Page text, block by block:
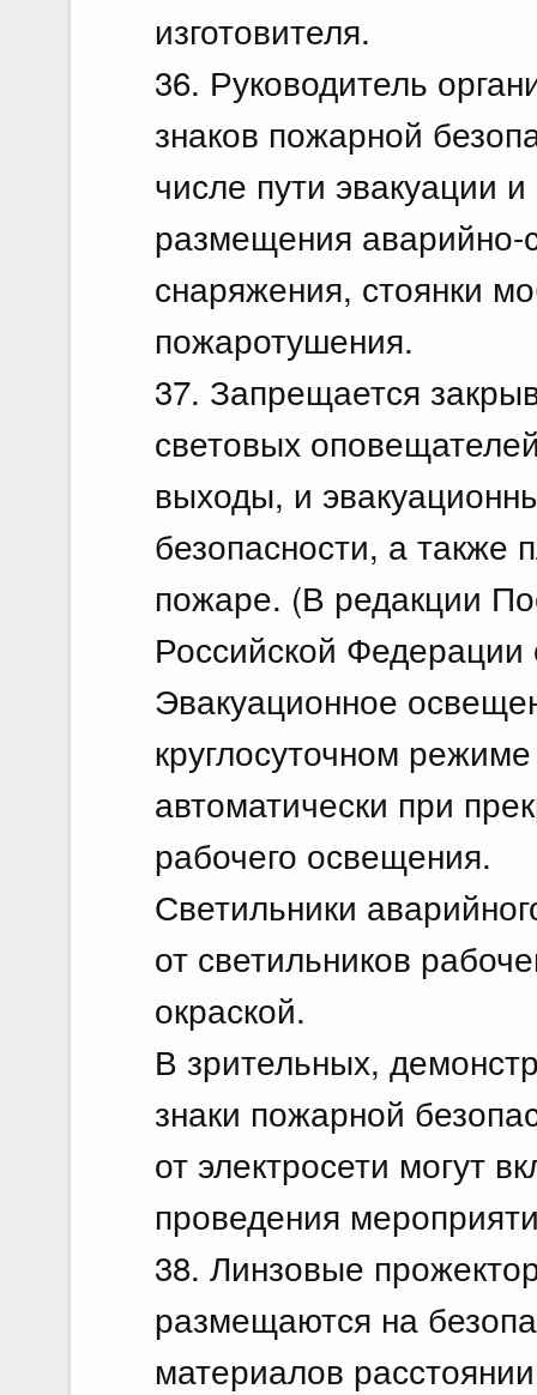
изготовителя.
36. Руководитель
знаков пожарной
числе пути эвакуации
размещения аварийно-
снаряжения, стоянки
пожаротушения.
37. Запрещается
световых
выходы, и
безопасности, а также
пожаре. (В редакции
Российской
Эвакуационное
круглосуточном
автоматически при
рабочего освещения.
Светильники
от светильников
окраской.
В зрительных,
знаки пожарной
от электросети могут
проведения
38. Линзовые
размещаются на
материалов